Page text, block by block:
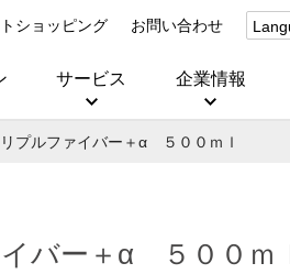
ショッピング お問い合わせ
ภาษา
(บริก
サービス 企業情報
プルファイバー＋α ５００ｍｌ
バー＋α ５００ｍ